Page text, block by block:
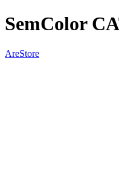
SemColor
AreStore